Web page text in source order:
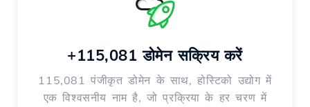
+115,081 डोमेन सक्रिय करें
115,081 पंजीकृत डोमेन के साथ, होस्टिको उद्योग में
एक विश्वसनीय नाम है, जो प्रक्रिया के हर चरण में